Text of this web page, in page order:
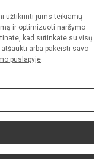
užtikrinti jums teikiamų
ir optimizuoti naršymo
kad sutinkate su visų
arba pakeisti savo
puslapyje.
teisės saugomos.
griežtai draudžiama.
valdymas